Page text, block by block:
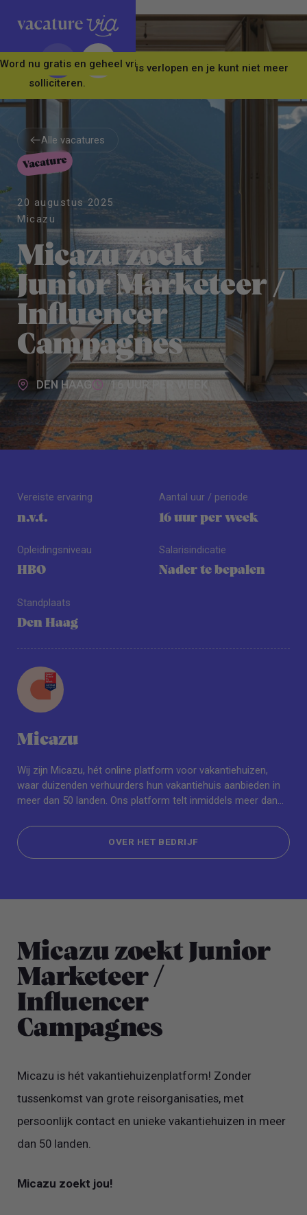
Word nu gratis en geheel vrijblijvend lid van ons Vacature Via
Let op! Deze vacature is verlopen en je kunt niet meer
solliciteren.
Alle vacatures
Alle vacatures
Vacature
20 augustus 2025
Micazu
Micazu zoekt
Junior Marketeer /
Influencer
Campagnes
DEN HAAG 16 UUR PER WEEK
Vereiste ervaring
n.v.t.
Opleidingsniveau
HBO
Standplaats
Den Haag
Aantal uur / periode
16 uur per week
Salarisindicatie
Nader te bepalen
Micazu
Wij zijn Micazu, hét online platform voor vakantiehuizen,
waar duizenden verhuurders hun vakantiehuis aanbieden in
meer dan 50 landen. Ons platform telt inmiddels meer dan
Micazu staat de klantervaring op nummer één. Of je nu
huurt, verhuurt, koopt of verkoopt, wij zorgen ervoor dat dit
proces soepel, persoonlijk en altijd verrassend makkelijk
OVER HET BEDRIJF
Micazu zoekt Junior
Marketeer /
Influencer
Campagnes
Micazu is hét vakantiehuizenplatform! Zonder
tussenkomst van grote reisorganisaties, met
persoonlijk contact en unieke vakantiehuizen in meer
dan 50 landen.
Micazu zoekt jou!